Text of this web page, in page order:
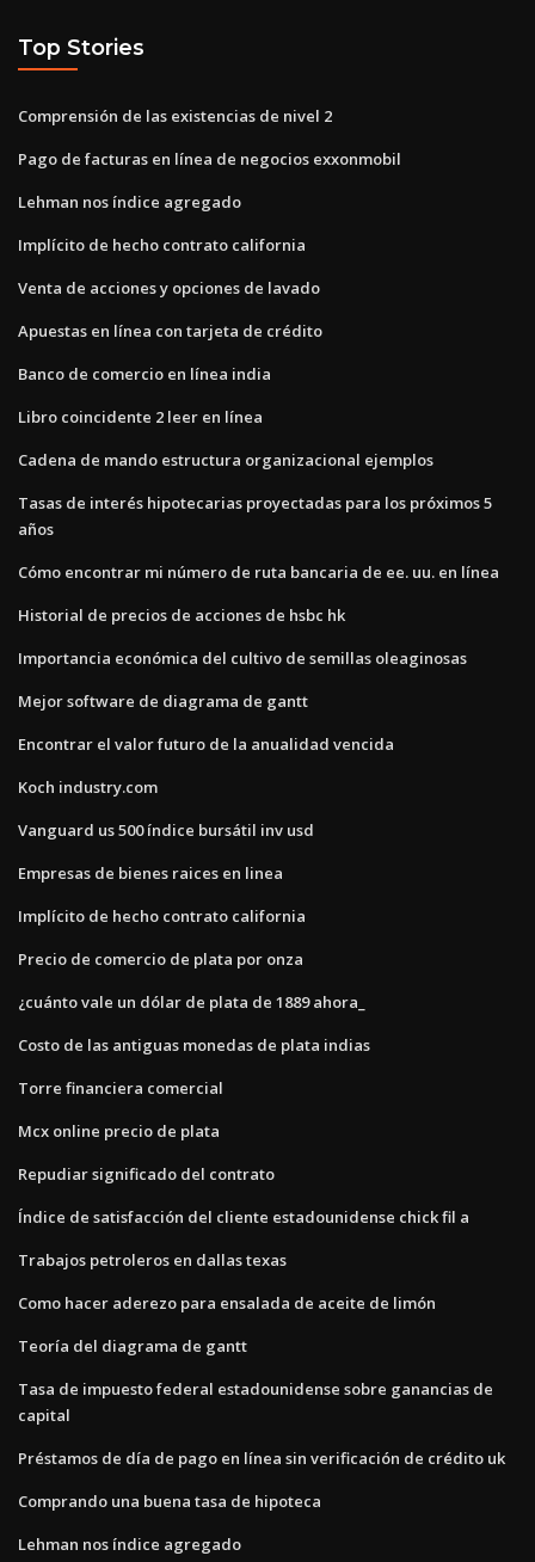
Top Stories
Comprensión de las existencias de nivel 2
Pago de facturas en línea de negocios exxonmobil
Lehman nos índice agregado
Implícito de hecho contrato california
Venta de acciones y opciones de lavado
Apuestas en línea con tarjeta de crédito
Banco de comercio en línea india
Libro coincidente 2 leer en línea
Cadena de mando estructura organizacional ejemplos
Tasas de interés hipotecarias proyectadas para los próximos 5
años
Cómo encontrar mi número de ruta bancaria de ee. uu. en línea
Historial de precios de acciones de hsbc hk
Importancia económica del cultivo de semillas oleaginosas
Mejor software de diagrama de gantt
Encontrar el valor futuro de la anualidad vencida
Koch industry.com
Vanguard us 500 índice bursátil inv usd
Empresas de bienes raices en linea
Implícito de hecho contrato california
Precio de comercio de plata por onza
¿cuánto vale un dólar de plata de 1889 ahora_
Costo de las antiguas monedas de plata indias
Torre financiera comercial
Mcx online precio de plata
Repudiar significado del contrato
Índice de satisfacción del cliente estadounidense chick fil a
Trabajos petroleros en dallas texas
Como hacer aderezo para ensalada de aceite de limón
Teoría del diagrama de gantt
Tasa de impuesto federal estadounidense sobre ganancias de
capital
Préstamos de día de pago en línea sin verificación de crédito uk
Comprando una buena tasa de hipoteca
Lehman nos índice agregado